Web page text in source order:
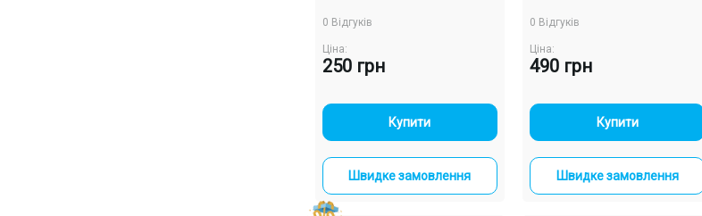
0 Відгуків
Ціна:
250 грн
- +
Купити
Швидке замовлення
0 Відгуків
Ціна:
490 грн
- +
Купити
Швидке замовлення